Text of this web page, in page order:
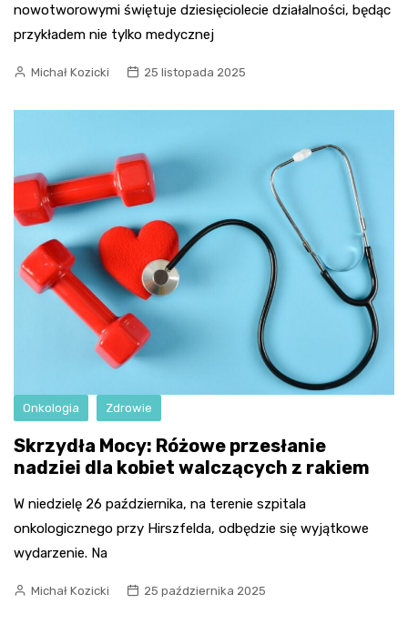
nowotworowymi świętuje dziesięciolecie działalności, będąc
przykładem nie tylko medycznej
Michał Kozicki 25 listopada 2025
Onkologia Zdrowie
Skrzydła Mocy: Różowe przesłanie
nadziei dla kobiet walczących z rakiem
W niedzielę 26 października, na terenie szpitala
onkologicznego przy Hirszfelda, odbędzie się wyjątkowe
wydarzenie. Na
Michał Kozicki 25 października 2025